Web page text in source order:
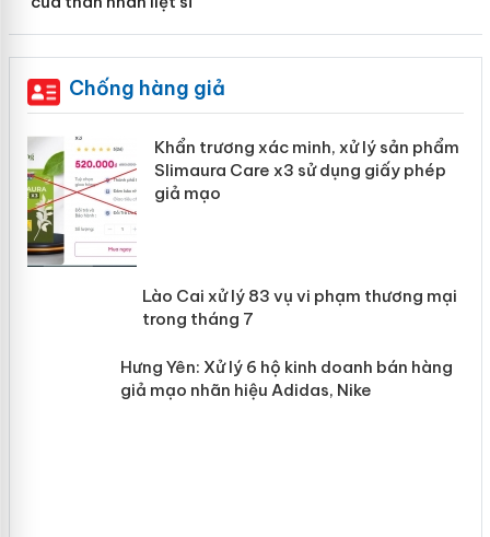
Chống hàng giả
Khẩn trương xác minh, xử lý sản phẩm
Slimaura Care x3 sử dụng giấy phép
giả mạo
Lào Cai xử lý 83 vụ vi phạm thương
mại trong tháng 7